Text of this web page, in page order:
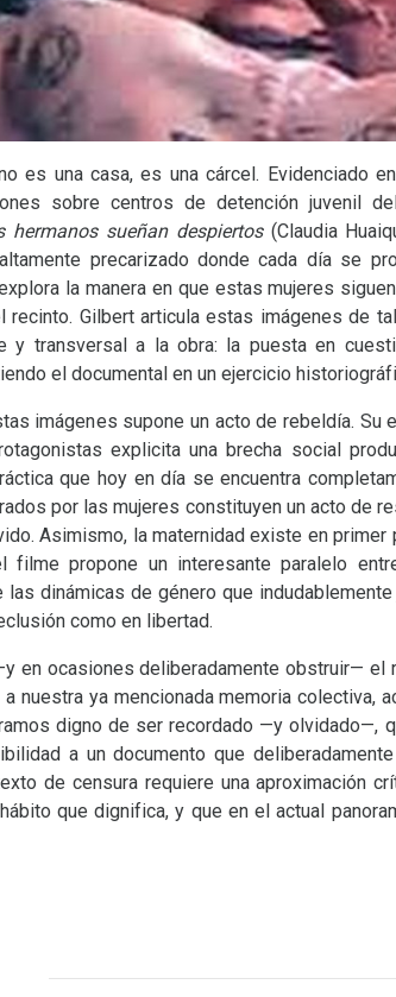
es una casa, es una cárcel. Evidenciado
sobre centros de detención juvenil
hermanos sueñan despiertos(Claudia
precarizado donde cada día se
la manera en que estas mujeres
recinto. Gilbert articula estas imágenes de
y transversal a la obra: la puesta en
el documental en un ejercicio
imágenes supone un acto de rebeldía. Su
explicita una brecha social
que hoy en día se encuentra
por las mujeres constituyen un acto de
Asimismo, la maternidad existe en
filme propone un interesante paralelo
dinámicas de género que
como en libertad.
en ocasiones deliberadamente obstruir—
nuestra ya mencionada memoria colectiva,
digno de ser recordado —y olvidado—,
a un documento que
de censura requiere una aproximación
que dignifica, y que en el actual